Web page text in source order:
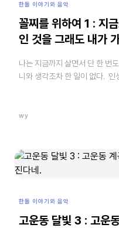
한돌 이야기와 음악
꼴찌를 위하여 1 : 지금도 달
나는 지금까지 살면서 단 한 번
니와 생각조차 한 일이 없다. 인
wy
한돌 이야기와 음악
고운동 달빛 3 : 고운